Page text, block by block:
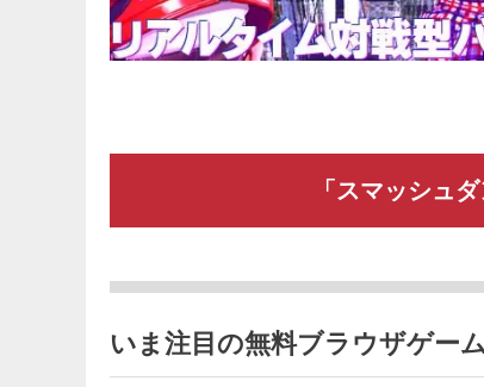
「スマッシュ
いま注目の無料ブラウザゲーム